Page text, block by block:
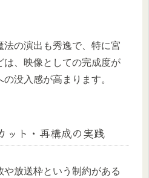
法の演出も秀逸で、特に宮
は、映像としての完成度が
没入感が高まります。
ット・再構成の実践
放送枠という制約がある